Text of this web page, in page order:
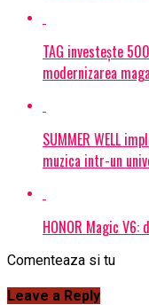
TAG investește
modernizarea
SUMMER WELL
muzica intr-un
HONOR Magic
Comenteaza si tu
Leave a Reply